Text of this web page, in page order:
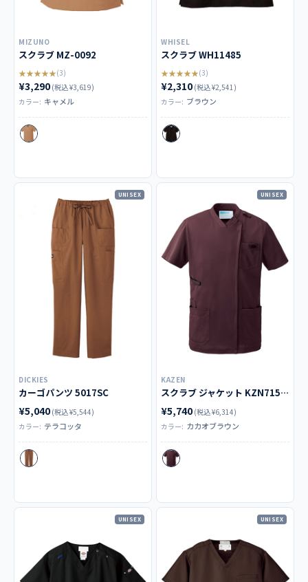
MIZUNO
スクラブ MZ-0092
★★★★★(3)
¥3,290 (税込 ¥3,619)
カラー: キャメル
WHISEL
スクラブ WH11485
★★★★★(3)
¥2,310 (税込 ¥2,541)
カラー: ブラウン
UNISEX
DICKIES
カーゴパンツ 5017SC
¥5,040 (税込 ¥5,544)
カラー: テラコッタ
UNISEX
KAZEN
スクラブ ジャケット KZN715-26
¥5,740 (税込 ¥6,314)
カラー: カカオブラウン
UNISEX UNISEX